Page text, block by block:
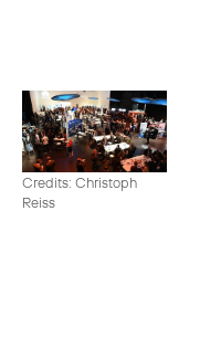
Credits: Christoph
Reiss